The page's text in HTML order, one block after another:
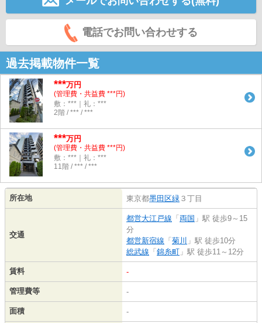
電話でお問い合わせする
過去掲載物件一覧
***万円
(管理費・共益費 ***円)
敷：***｜礼：***
2階 / *** / ***
***万円
(管理費・共益費 ***円)
敷：***｜礼：***
11階 / *** / ***
所在地 東京都墨田区緑 ３丁目
交通
都営大江戸線 「 両国 」駅 徒歩9～15
分
都営新宿線 「 菊川 」駅 徒歩10分
総武線 「 錦糸町 」駅 徒歩11～12分
賃料 -
管理費等 -
面積 -